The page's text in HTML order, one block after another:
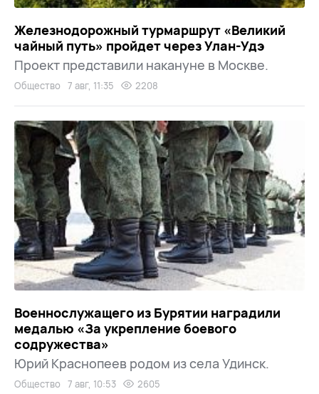
Железнодорожный турмаршрут «Великий
чайный путь» пройдет через Улан-Удэ
Проект представили накануне в Москве.
Общество 7 авг, 11:35 2208
Военнослужащего из Бурятии наградили
медалью «За укрепление боевого
содружества»
Юрий Краснопеев родом из села Удинск.
Общество 7 авг, 10:53 2605